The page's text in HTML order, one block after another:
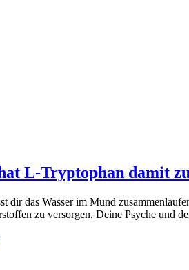
L-Tryptophan damit
dir das Wasser im Mund
zu versorgen. Deine Psyche und